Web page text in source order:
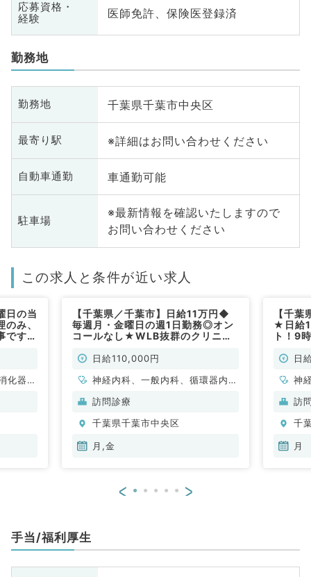
応募資格・
経験
医師免許、保険医登録済
勤務地
勤務地 千葉県千葉市中央区
最寄り駅 ※詳細はお問い合わせください
自動車通勤 車通勤可能
駐車場
※最新情報を確認いたしますので
お問い合わせください
この求人と条件が近い求人
日の当
み、
です
化器内
【千葉県／千葉市】日給11万円◆
毎週月・金曜日の週1日勤務◎オン
コールなし★WLB抜群のクリニッ
プ内で連携が取れて働きやすい環境
日給110,000円
神経内科、一般内科、循環器内
科、呼吸器内科、消化器内科、内
内科
訪問診療
千葉県千葉市中央区
月,金
【千
★日給
ト！9
可能日
神
循
科
訪
千
月
< >
手当/福利厚生